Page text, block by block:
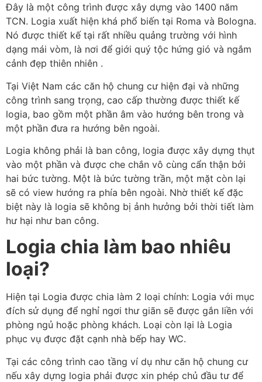
Đây là một công trình được xây dựng vào 1400 năm
TCN. Logia xuất hiện khá phổ biến tại Roma và Bologna.
Nó được thiết kế tại rất nhiều quảng trường với hình
dạng mái vòm, là nơi để giới quý tộc hứng gió và ngắm
cảnh đẹp thiên nhiên .
Tại Việt Nam các căn hộ chung cư hiện đại và những
công trình sang trọng, cao cấp thường được thiết kế
logia, bao gồm một phần âm vào hướng bên trong và
một phần đưa ra hướng bên ngoài.
Logia không phải là ban công, logia được xây dựng thụt
vào một phần và được che chắn vô cùng cẩn thận bởi
hai bức tường. Một là bức tường trần, một mặt còn lại
sẽ có view hướng ra phía bên ngoài. Nhờ thiết kế đặc
biệt này là logia sẽ không bị ảnh hưởng bởi thời tiết làm
hư hại như ban công.
Logia chia làm bao nhiêu
loại?
Hiện tại Logia được chia làm 2 loại chính: Logia với mục
đích sử dụng để nghỉ ngơi thư giãn sẽ được gắn liền với
phòng ngủ hoặc phòng khách. Loại còn lại là Logia
phục vụ được đặt cạnh nhà bếp hay WC.
Tại các công trình cao tầng ví dụ như căn hộ chung cư
nếu xây dựng logia phải được xin phép chủ đầu tư để